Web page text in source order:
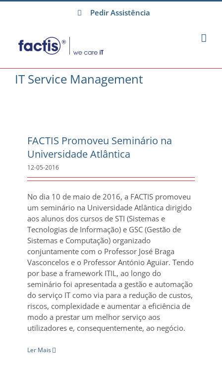
Pedir Assistência
IT Service Management
FACTIS Promoveu Seminário na
Universidade Atlântica
12-05-2016
No dia 10 de maio de 2016, a FACTIS promoveu
um seminário na Universidade Atlântica dirigido
aos alunos dos cursos de STI (Sistemas e
Tecnologias de Informação) e GSC (Gestão de
Sistemas e Computação) organizado
conjuntamente com o Professor José Braga
Vasconcelos e o Professor António Aguiar. Tendo
por base a framework ITIL, ao longo do
seminário foi apresentada a gestão e automação
do serviço IT como via para a redução de custos,
riscos, complexidade e aumentar a eficiência de
modo a prestar um melhor serviço aos
utilizadores e, consequentemente, ao negócio.
Ler Mais